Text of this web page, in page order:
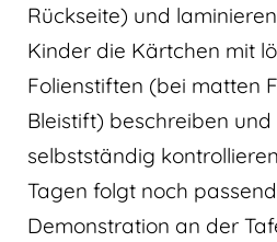
Rückseite) und
Kinder die Kärtchen mit
Folienstiften (bei matten
Bleistift) beschreiben und
selbstständig
Tagen folgt noch
Demonstration an der